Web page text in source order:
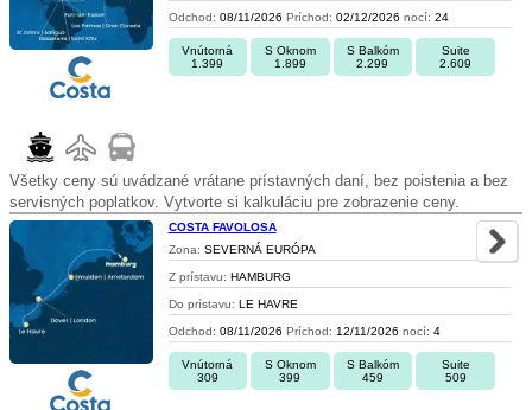
Odchod: 08/11/2026 Príchod: 02/12/2026 nocí: 24
Vnútorná
1.399
S Oknom
1.899
S Balkóm
2.299
Suite
2.609
Všetky ceny sú uvádzané vrátane prístavných daní, bez poistenia a bez
servisných poplatkov. Vytvorte si kalkuláciu pre zobrazenie ceny.
COSTA FAVOLOSA
Zona: SEVERNÁ EURÓPA
Z prístavu: HAMBURG
Do prístavu: LE HAVRE
Odchod: 08/11/2026 Príchod: 12/11/2026 nocí: 4
Vnútorná
309
S Oknom
399
S Balkóm
459
Suite
509